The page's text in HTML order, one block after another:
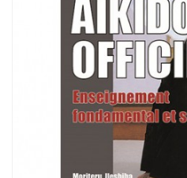
Condition physique
Accessoires
Tatamis
Décoration